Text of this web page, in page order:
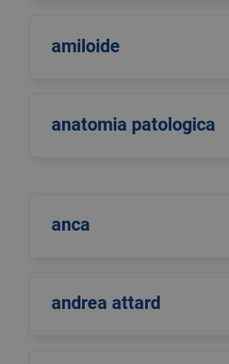
amiloide
anatomia patologica
anca
andrea attard